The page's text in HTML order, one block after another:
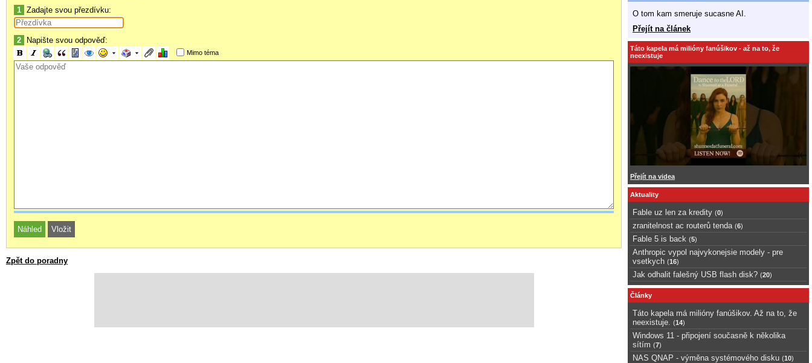
1 Zadajte svou přezdívku:
2 Napište svou odpověď:
Mimo téma
Zpět do poradny
O tom kam smeruje sucasne AI.
Přejít na článek
Táto kapela má milióny fanúšikov - až na to, že
neexistuje
Přejít na videa
Aktuality
Fable uz len za kredity (0)
zranitelnost ac routerů tenda (6)
Fable 5 is back (5)
Anthropic vypol najvykonejsie modely - pre
vsetkych (16)
Jak odhalit falešný USB flash disk? (20)
Články
Táto kapela má milióny fanúšikov. Až na to, že
neexistuje.
(14)
Windows 11 - připojení současně k několika
sítím (7)
NAS QNAP - výměna systémového disku (10)